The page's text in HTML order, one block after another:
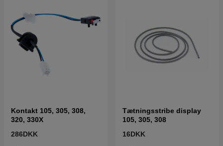
Kontakt 105, 305, 308,
320, 330X
286DKK
Tætningsstribe display
105, 305, 308
16DKK